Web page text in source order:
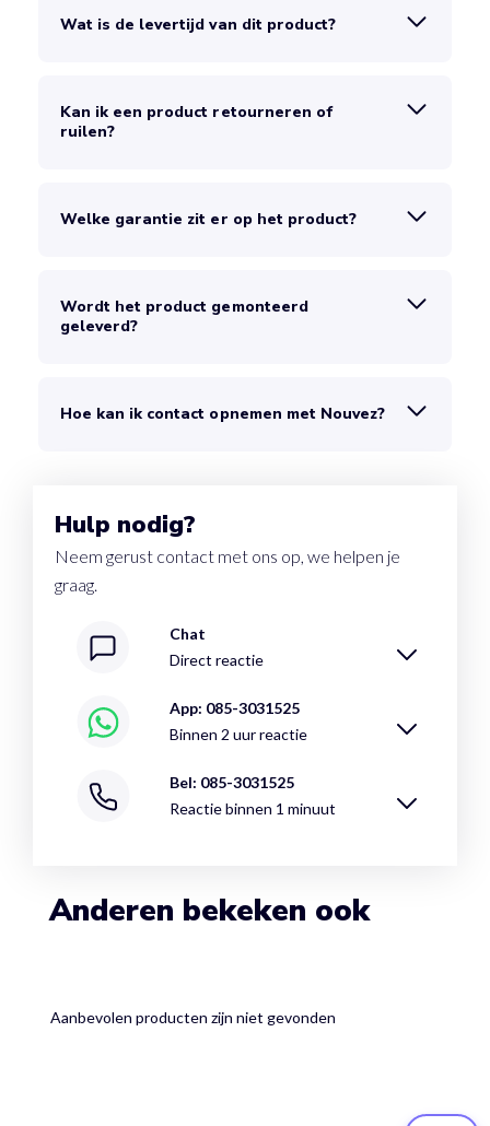
Wat is de levertijd van dit product?
Kan ik een product retourneren of
ruilen?
Welke garantie zit er op het product?
Wordt het product gemonteerd
geleverd?
Hoe kan ik contact opnemen met Nouvez?
Hulp nodig?
Neem gerust contact met ons op, we helpen je
graag.
Chat
Direct reactie
App: 085-3031525
Binnen 2 uur reactie
Bel: 085-3031525
Reactie binnen 1 minuut
Anderen bekeken ook
Aanbevolen producten zijn niet gevonden